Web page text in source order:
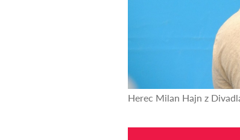
Herec Milan Hajn z